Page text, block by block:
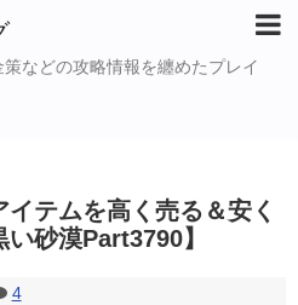
などの攻略情報を纏めたプレイ
テムを高く売る＆安く
砂漠Part3790】
4